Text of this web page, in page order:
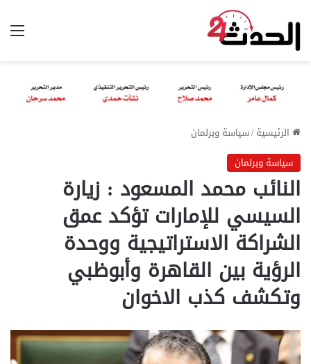
الرئيسية/سياسة وبرلمان
سياسة وبرلمان
النائب محمد المسعود : زيارة
السيسي للإمارات تؤكد عمق
الشراكة الاستراتيجية ووحدة
الرؤية بين القاهرة وأبوظبي
وتكشف كذب الاخوان